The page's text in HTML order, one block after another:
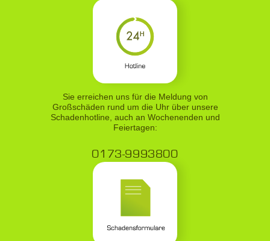
Sie erreichen uns für die Meldung von
Großschäden rund um die Uhr über unsere
Schadenhotline, auch an Wochenenden und
Feiertagen:
0173-9993800